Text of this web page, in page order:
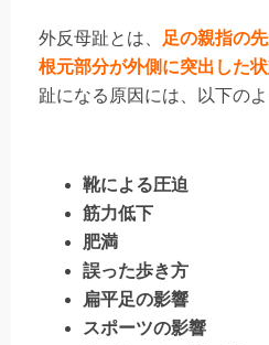
外反母趾とは、
足の親指の
根元部分が外側に突出した状
趾になる原因には、以下の
靴による圧迫
筋力低下
肥満
誤った歩き方
扁平足の影響
スポーツの影響